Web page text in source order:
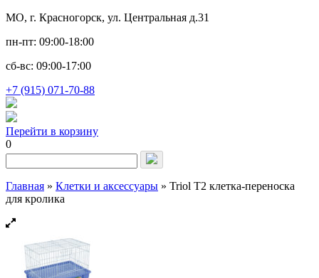
МО, г. Красногорск, ул. Центральная д.31
пн-пт: 09:00-18:00
сб-вс: 09:00-17:00
+7 (915) 071-70-88
Перейти в корзину
0
Запрос
для
поиска:
Главная » Клетки и аксессуары » Triol T2 клетка-переноска
для кролика